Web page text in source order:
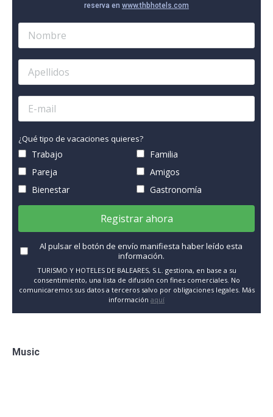
reserva en www.thbhotels.com
¿Qué tipo de vacaciones quieres?
Trabajo
Familia
Pareja
Amigos
Bienestar
Gastronomía
Registrar ahora
Al pulsar el botón de envío manifiesta haber leído esta
información.
TURISMO Y HOTELES DE BALEARES, S.L. gestiona, en base a su
consentimiento, una lista de difusión con fines comerciales. No
comunicaremos sus datos a terceros salvo por obligaciones legales. Más
información aquí
Music